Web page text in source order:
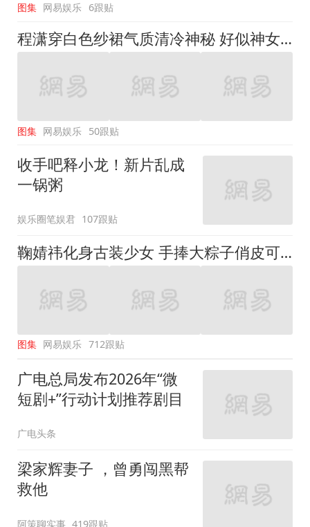
图集 网易娱乐 6跟贴
程潇穿白色纱裙气质清冷神秘 好似神女降临
图集 网易娱乐 50跟贴
收手吧释小龙！新片乱成
一锅粥
娱乐圈笔娱君 107跟贴
鞠婧祎化身古装少女 手捧大粽子俏皮可爱
图集 网易娱乐 712跟贴
广电总局发布2026年“微
短剧+”行动计划推荐剧目
广电头条
梁家辉妻子 ，曾勇闯黑帮
救他
阿策聊实事 419跟贴